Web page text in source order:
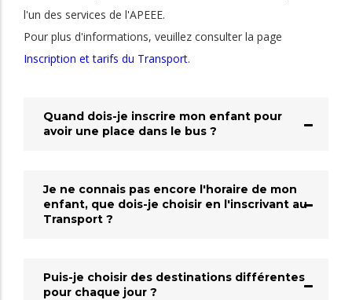
l'un des services de l'APEEE.
Pour plus d'informations, veuillez consulter la page
Inscription et tarifs du Transport.
Quand dois-je inscrire mon enfant pour
avoir une place dans le bus ?
Je ne connais pas encore l'horaire de mon
enfant, que dois-je choisir en l'inscrivant au
Transport ?
Puis-je choisir des destinations différentes
pour chaque jour ?